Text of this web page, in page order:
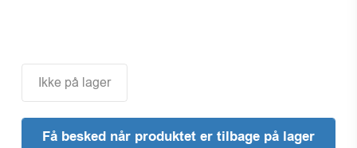
Ikke på lager
Få besked når produktet er tilbage på lager